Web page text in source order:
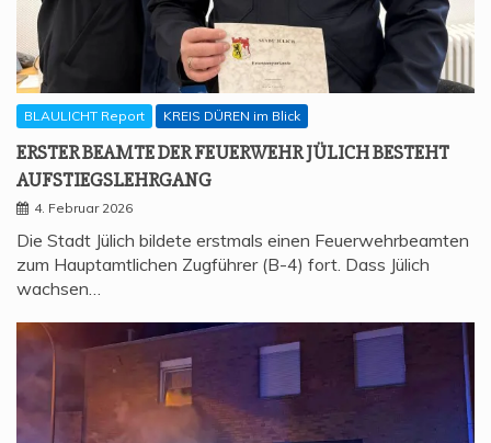
BLAULICHT Report KREIS DÜREN im Blick
ERS­TER BEAM­TE DER FEU­ER­WEHR JÜLICH BESTEHT
AUFSTIEGSLEHRGANG
4. Februar 2026
Die Stadt Jülich bildete erstmals einen Feuerwehrbeamten
zum Hauptamtlichen Zugführer (B-4) fort. Dass Jülich
wachsen…